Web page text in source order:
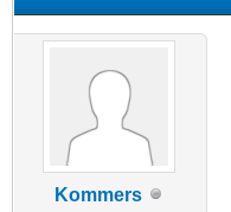
Kommers